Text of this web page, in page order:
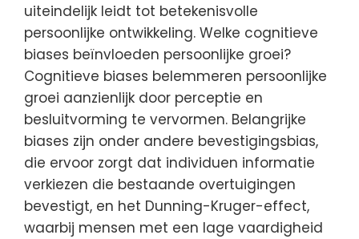
uiteindelijk leidt tot betekenisvolle
persoonlijke ontwikkeling. Welke cognitieve
biases beïnvloeden persoonlijke groei?
Cognitieve biases belemmeren persoonlijke
groei aanzienlijk door perceptie en
besluitvorming te vervormen. Belangrijke
biases zijn onder andere bevestigingsbias,
die ervoor zorgt dat individuen informatie
verkiezen die bestaande overtuigingen
bevestigt, en het Dunning-Kruger-effect,
waarbij mensen met een lage vaardigheid